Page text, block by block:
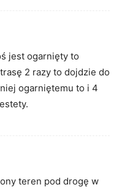
jest ogarnięty to
2 razy to dojdzie do
ogarniętemu to i 4
teren pod drogę w